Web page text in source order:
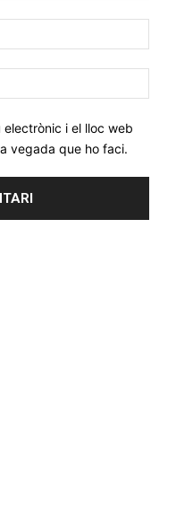
web:
electrònic i el lloc web
vegada que ho faci.